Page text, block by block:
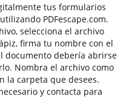
tus formularios
PDFescape.com.
selecciona el archivo
firma tu nombre con el
documento debería abrirse
Nombra el archivo como
la carpeta que desees.
y contacta para